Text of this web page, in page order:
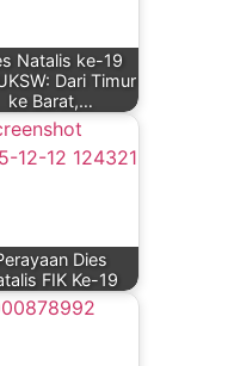
Natalis ke-19
Dari Timur
ke Barat,…
Dies
FIK Ke-19